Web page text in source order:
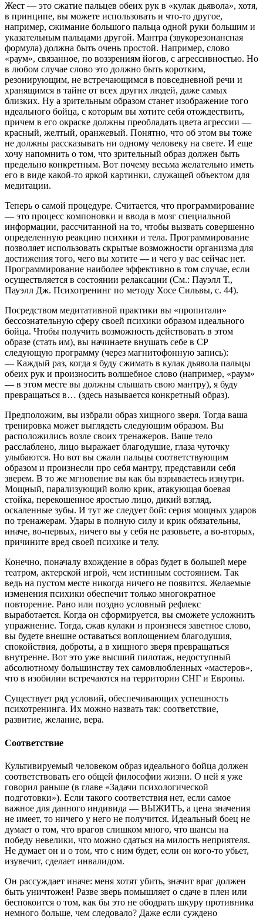
Жест — это сжатие пальцев обеих рук в «кулак дьявола», хотя,
в принципе, вы можете использовать и что-то другое,
например, сжимание большого пальца одной руки большим и
указательным пальцами другой. Мантра (звукорезонансная
формула) должна быть очень простой. Например, слово
«раум», связанное, по воззрениям йогов, с агрессивностью. Но
в любом случае слово это должно быть коротким,
резонирующим, не встречающимся в повседневной речи и
хранящимся в тайне от всех других людей, даже самых
близких. Ну а зрительным образом станет изображение того
идеального бойца, с которым вы хотите себя отождествить,
причем в его окраске должны преобладать цвета агрессии —
красный, желтый, оранжевый. Понятно, что об этом вы тоже
не должны рассказывать ни одному человеку на свете. И еще
хочу напомнить о том, что зрительный образ должен быть
предельно конкретным. Вот почему весьма желательно иметь
его в виде какой-то яркой картинки, служащей объектом для
медитации.
Теперь о самой процедуре. Считается, что программирование
— это процесс компоновки и ввода в мозг специальной
информации, рассчитанной на то, чтобы вызвать совершенно
определенную реакцию психики и тела. Программирование
позволяет использовать скрытые возможности организма для
достижения того, чего вы хотите — и чего у вас сейчас нет.
Программирование наиболее эффективно в том случае, если
осуществляется в состоянии релаксации (См.: Пауэлл Т.,
Пауэлл Дж. Психотренинг по методу Хосе Сильвы, с. 44).
Посредством медитативной практики вы «пропитали»
бессознательную сферу своей психики образом идеального
бойца. Чтобы получить возможность действовать в этом
образе (стать им), вы начинаете внушать себе в СР
следующую программу (через магнитофонную запись):
— Каждый раз, когда я буду сжимать в кулак дьявола пальцы
обеих рук и произносить волшебное слово (например, «раум»
— в этом месте вы должны слышать свою мантру), я буду
превращаться в… (здесь называется конкретный образ).
Предположим, вы избрали образ хищного зверя. Тогда ваша
тренировка может выглядеть следующим образом. Вы
расположились возле своих тренажеров. Ваше тело
расслаблено, лицо выражает благодушие, глаза чуточку
улыбаются. Но вот вы сжали пальцы соответствующим
образом и произнесли про себя мантру, представили себя
зверем. В то же мгновение вы как бы взрываетесь изнутри.
Мощный, парализующий волю крик, атакующая боевая
стойка, перекошенное яростью лицо, дикий взгляд,
оскаленные зубы. И тут же следует бой: серия мощных ударов
по тренажерам. Удары в полную силу и крик обязательны,
иначе, во-первых, ничего вы у себя не разовьете, а во-вторых,
причините вред своей психике и телу.
Конечно, поначалу вхождение в образ будет в большей мере
театром, актерской игрой, чем истинным состоянием. Так
ведь на пустом месте никогда ничего не появится. Желаемые
изменения психики обеспечит только многократное
повторение. Рано или поздно условный рефлекс
выработается. Когда он сформируется, вы сможете усложнить
упражнение. Тогда, сжав кулаки и произнеся заветное слово,
вы будете внешне оставаться воплощением благодушия,
спокойствия, доброты, а в хищного зверя превращаться
внутренне. Вот это уже высший пилотаж, недоступный
абсолютному большинству тех самовлюбленных «мастеров»,
что в изобилии встречаются на территории СНГ и Европы.
Существует ряд условий, обеспечивающих успешность
психотренинга. Их можно назвать так: соответствие,
развитие, желание, вера.
Соответствие
Культивируемый человеком образ идеального бойца должен
соответствовать его общей философии жизни. О ней я уже
говорил раньше (в главе «Задачи психологической
подготовки»). Если такого соответствия нет, если самое
важное для данного индивида — ВЫЖИТЬ, а цена значения
не имеет, то ничего у него не получится. Идеальный боец не
думает о том, что врагов слишком много, что шансы на
победу невелики, что можно сдаться на милость неприятеля.
Не думает он и о том, что с ним будет, если он кого-то убьет,
изувечит, сделает инвалидом.
Он рассуждает иначе: меня хотят убить, значит враг должен
быть уничтожен! Разве зверь помышляет о сдаче в плен или
беспокоится о том, как бы это не ободрать шкуру противника
немного больше, чем следовало? Даже если суждено